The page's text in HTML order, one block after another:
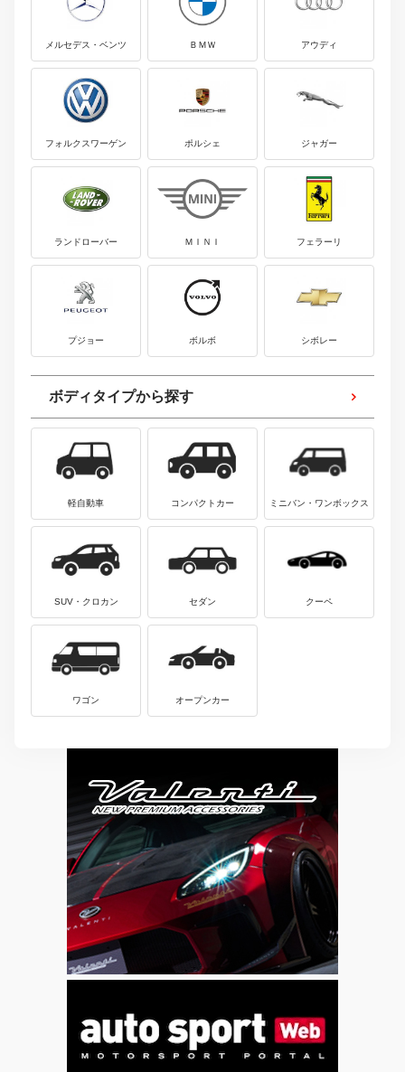
メルセデス・ベンツ ＢＭＷ アウディ
フォルクスワーゲン ポルシェ ジャガー
ランドローバー ＭＩＮＩ フェラーリ
プジョー ボルボ シボレー
ボディタイプから探す
軽自動車 コンパクトカー ミニバン・ワンボックス
SUV・クロカン セダン クーペ
ワゴン オープンカー